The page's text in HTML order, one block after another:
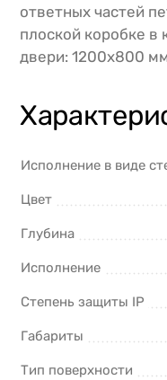
ответных частей
плоской коробке
двери: 1200х800
Исполнение в виде
Цвет
Глубина
Исполнение
Степень защиты IP
Габариты
Тип поверхности